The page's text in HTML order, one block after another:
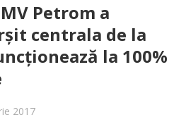
Petrom a
centrala de la
la 100%
2017